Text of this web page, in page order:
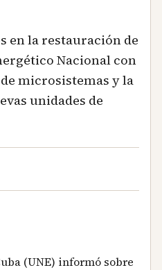
en la restauración de
Nacional con
microsistemas y la
unidades de
(UNE) informó sobre